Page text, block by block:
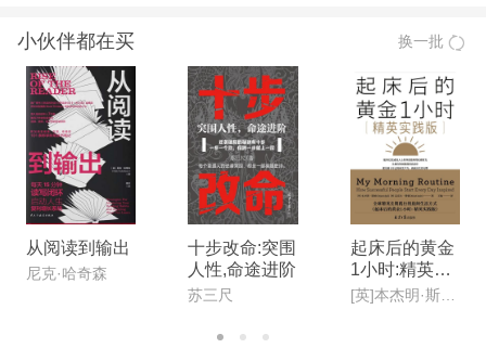
小伙伴都在买 换一批
从阅读到输出
尼克·哈奇森
十步改命:突围
人性,命途进阶
苏三尺
起床后的黄金
1小时:精英实
践版
[英]本杰明·斯帕(Benjamin Spall),[德]迈克尔·赞德(Michael Xander)